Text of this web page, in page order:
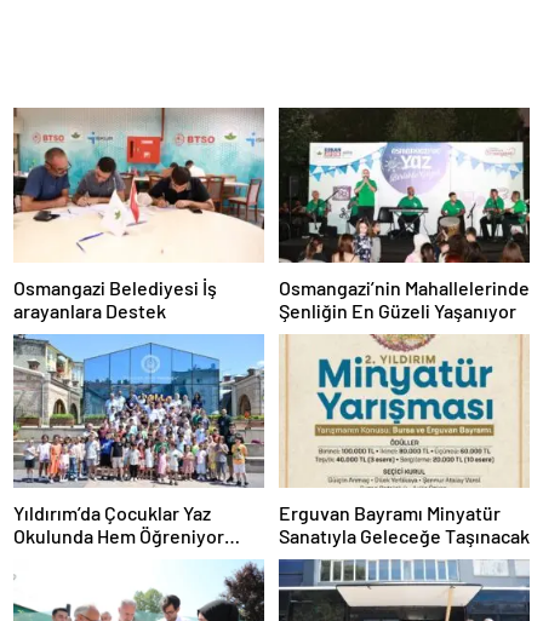
Osmangazi Belediyesi İş
arayanlara Destek
Osmangazi’nin Mahallelerinde
Şenliğin En Güzeli Yaşanıyor
Yıldırım’da Çocuklar Yaz
Okulunda Hem Öğreniyor
Erguvan Bayramı Minyatür
Sanatıyla Geleceğe Taşınacak